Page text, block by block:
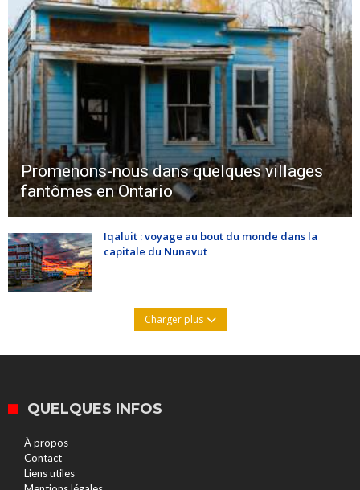
Promenons-nous dans quelques villages
fantômes en Ontario
Iqaluit : voyage au bout du monde dans la
capitale du Nunavut
Charger plus
QUELQUES INFOS
À propos
Contact
Liens utiles